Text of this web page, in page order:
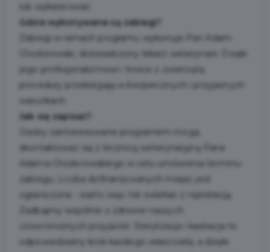
lub wykastrować.
Gdzie wykonywane są zabiegi?
Zabiegi w ramach programu wykonuje Pan Adam
Chodorowski, doświadczony lekarz weterynarii. Dzięki
jego profesjonalizmowi i trosce o zwierzęta,
procedury przebiegają w bezpiecznych i przyjaznych
warunkach.
Jak się zapisać?
Osoby zainteresowane programem mogą
skontaktować się z lecznicą weterynaryjną Pana
Adama Chodorowskiego w celu umówienia terminu
zabiegu. Liczba dofinansowanych miejsc jest
ograniczona - warto więc nie zwlekać z rejestracją.
Zadbajmy wspólnie o zdrowie naszych
czworonożnych przyjaciół. Sterylizacja i kastracja to
odpowiedzialny krok każdego właściciela, a dzięki